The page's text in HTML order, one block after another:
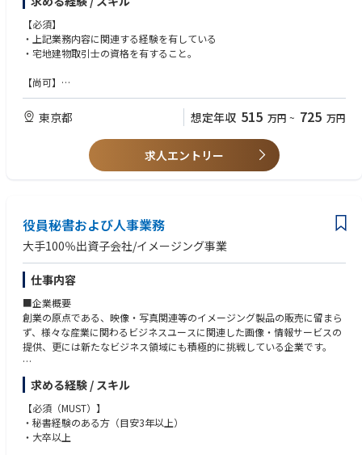
口流入を促進させることを期待しています。
また、不動産バリューチェーンの拡大により、地域のストック再生にも取
り組むことで、社会課題を解決する持続可能な街づくりを実現させます。
ループ）
https://www.jac-recruitment.jp/company/tokyu/interview01/
※本ポジションは「事業特化職」としての募集となります
・その他本社業務（契約実務、顧客総合窓口等） 等
【必須】
・上記業務内容に関連する経験を有している
・宅地建物取引士の資格を有すること。
【尚可】
・売買仲介営業経験者（重要事項説明書、売買契約書等の作成実務経験、
チェックが出来る方）
・企業法務部門で不動産取引に関する重要事項説明書、売買契約書作成、
チェックの業務経験がある方
（役所調査、物件調査等が出来る前提）
東京都 想定年収 515 万円 ~ 725 万円
求人エントリー
役員秘書および人事業務
大手100％出資子会社/イメージング事業
仕事内容
■企業概要
創業の原点である、映像・写真関連等のイメージング製品の販売に留まら
ず、様々な産業に関わるビジネスユースに関連した画像・情報サービスの
提供、更には新たなビジネス領域にも積極的に挑戦している企業です。
VUCAの時代だからこそ、変化を成長のチャンスと捉えて、社員一人ひと
りが日々の仕事に主体的に向き合い、個人としても、企業としても新たな
挑戦を今まで以上にすすめていきます。
企業が持続的に成長し、価値を創出し続けるためには、個の成長と組織の
求める経験 / スキル
【必須（MUST）】
・秘書経験のある方（目安3年以上）
・大卒以上